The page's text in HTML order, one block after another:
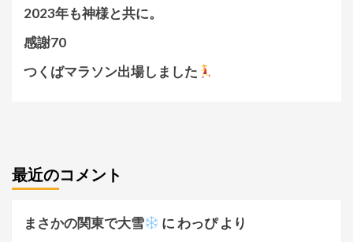
2023年も神様と共に。
感謝70
つくばマラソン出場しました
最近のコメント
まさかの関東で大雪 に わっぴより